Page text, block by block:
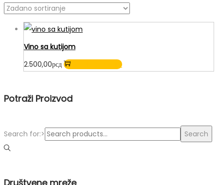
Vino sa kutijom
2.500,00рсд Odaberi opcije
Potraži Proizvod
Search for:> Search